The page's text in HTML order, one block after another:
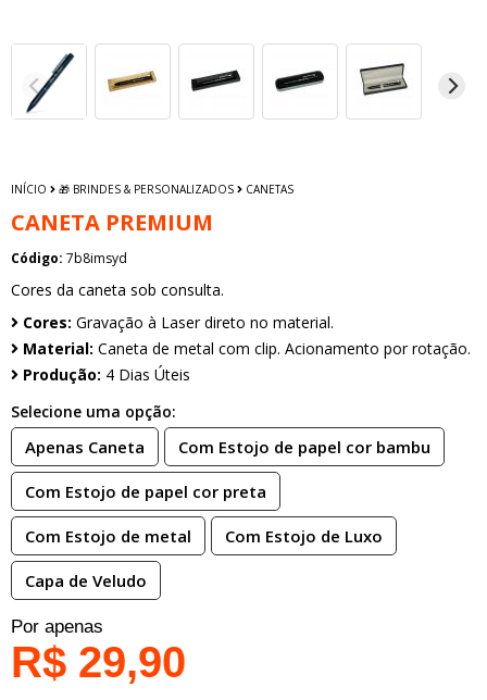
INÍCIO 🎁 BRINDES & PERSONALIZADOS CANETAS
CANETA PREMIUM
Código: 7b8imsyd
Cores da caneta sob consulta.
Cores: Gravação à Laser direto no material.
Material: Caneta de metal com clip. Acionamento por rotação.
Produção: 4 Dias Úteis
Selecione uma opção:
Apenas Caneta Com Estojo de papel cor bambu
Com Estojo de papel cor preta
Com Estojo de metal Com Estojo de Luxo
Capa de Veludo
Por apenas
R$ 29,90